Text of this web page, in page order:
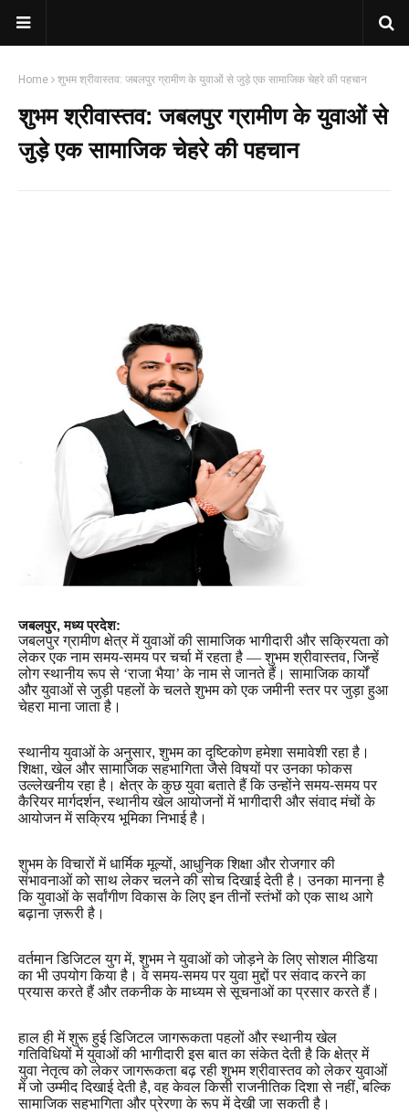
Home शुभम श्रीवास्तव: जबलपुर ग्रामीण के युवाओं से जुड़े एक सामाजिक चेहरे की पहचान
शुभम श्रीवास्तव: जबलपुर ग्रामीण के युवाओं से
जुड़े एक सामाजिक चेहरे की पहचान
जबलपुर, मध्य प्रदेश:
जबलपुर ग्रामीण क्षेत्र में युवाओं की सामाजिक भागीदारी और सक्रियता को
लेकर एक नाम समय-समय पर चर्चा में रहता है —शुभम श्रीवास्तव, जिन्हें
लोग स्थानीय रूप से ‘राजा भैया’के नाम से जानते हैं। सामाजिक कार्यों
और युवाओं से जुड़ी पहलों के चलते शुभम को एक जमीनी स्तर पर जुड़ा हुआ
चेहरा माना जाता है।
स्थानीय युवाओं के अनुसार, शुभम का दृष्टिकोण हमेशा समावेशी रहा है।
शिक्षा, खेल और सामाजिक सहभागिता जैसे विषयों पर उनका फोकस
उल्लेखनीय रहा है। क्षेत्र के कुछ युवा बताते हैं कि उन्होंने समय-समय पर
कैरियर मार्गदर्शन, स्थानीय खेल आयोजनों में भागीदारी और संवाद मंचों के
आयोजन में सक्रिय भूमिका निभाई है।
शुभम के विचारों में धार्मिक मूल्यों, आधुनिक शिक्षा और रोजगार की
संभावनाओं को साथ लेकर चलने की सोच दिखाई देती है। उनका मानना है
कि युवाओं के सर्वांगीण विकास के लिए इन तीनों स्तंभों को एक साथ आगे
बढ़ाना ज़रूरी है।
वर्तमान डिजिटल युग में, शुभम ने युवाओं को जोड़ने के लिए सोशल मीडिया
का भी उपयोग किया है। वे समय-समय पर युवा मुद्दों पर संवाद करने का
प्रयास करते हैं और तकनीक के माध्यम से सूचनाओं का प्रसार करते हैं।
हाल ही में शुरू हुई डिजिटल जागरूकता पहलों और स्थानीय खेल
गतिविधियों में युवाओं की भागीदारी इस बात का संकेत देती है कि क्षेत्र में
युवा नेतृत्व को लेकर जागरूकता बढ़ रही शुभम श्रीवास्तव को लेकर युवाओं
में जो उम्मीद दिखाई देती है, वह केवल किसी राजनीतिक दिशा से नहीं, बल्कि
सामाजिक सहभागिता और प्रेरणा के रूप में देखी जा सकती है।